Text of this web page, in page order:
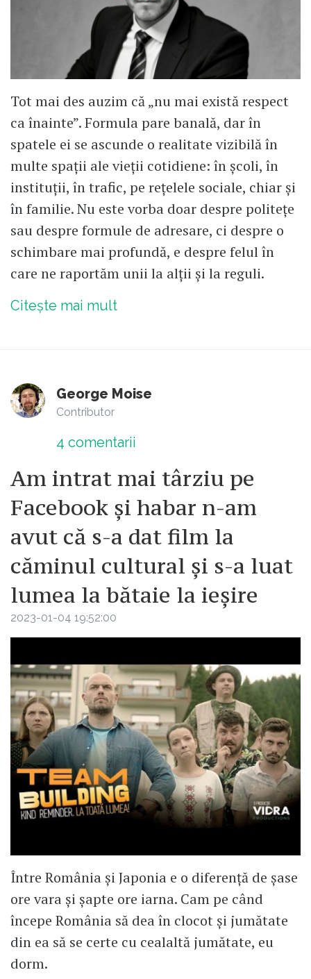
Tot mai des auzim că „nu mai există respect
ca înainte”. Formula pare banală, dar în
spatele ei se ascunde o realitate vizibilă în
multe spații ale vieții cotidiene: în școli, în
instituții, în trafic, pe rețelele sociale, chiar și
în familie. Nu este vorba doar despre politețe
sau despre formule de adresare, ci despre o
schimbare mai profundă, e despre felul în
care ne raportăm unii la alții și la reguli.
Citește mai mult
George Moise
Contributor
4 comentarii
Am intrat mai târziu pe
Facebook și habar n-am
avut că s-a dat film la
căminul cultural și s-a luat
lumea la bătaie la ieșire
2023-01-04 19:52:00
Între România și Japonia e o diferență de șase
ore vara și șapte ore iarna. Cam pe când
începe România să dea în clocot și jumătate
din ea să se certe cu cealaltă jumătate, eu
dorm.